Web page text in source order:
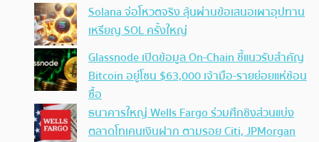
Solana จ่อโหวตจริง ลุ้นผ่านข้อเสนอเผาอุปทาน
เหรียญ SOL ครั้งใหญ่
Glassnode เปิดข้อมูล On-Chain ชี้แนวรับสำคัญ
Bitcoin อยู่โซน $63,000 เจ้ามือ-รายย่อยแห่ช้อน
ซื้อ
ธนาคารใหญ่ Wells Fargo ร่วมศึกชิงส่วนแบ่ง
ตลาดโทเคนเงินฝาก ตามรอย Citi, JPMorgan